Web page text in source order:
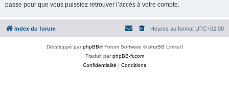
passe pour que vous puissiez retrouver l’accès à votre compte.
Index du forum Heures au format UTC+02:00
Développé parphpBB® Forum Software © phpBB Limited
Traduit parphpBB-fr.com
Confidentialité | Conditions